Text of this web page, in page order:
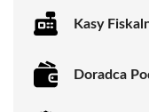
Kasy
Doradca